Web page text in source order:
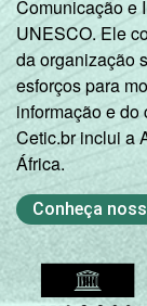
Comunicação e
UNESCO. Ele
da organização
esforços para
informação e
Cetic.br inclui a
África.
Conheça